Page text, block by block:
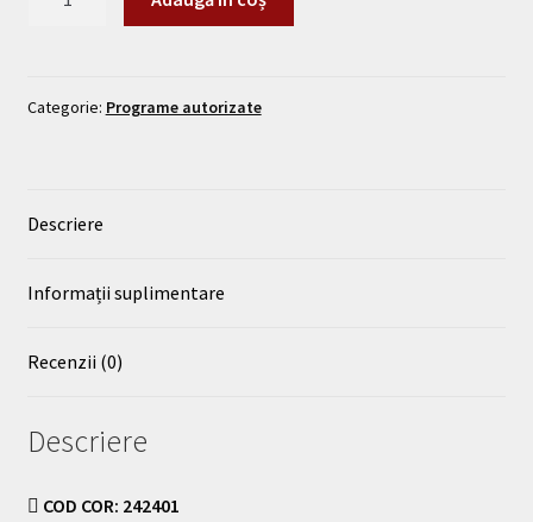
Categorie: Programe autorizate
Descriere
Informații suplimentare
Recenzii (0)
Descriere
COD COR: 242401